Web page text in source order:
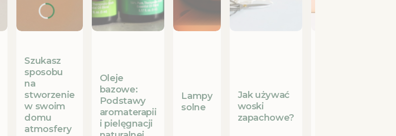
Szukasz
sposobu
na
stworzenie
w swoim
domu
atmosfery
Oleje
bazowe:
Podstawy
aromaterapii
i pielęgnacji
Lampy
solne
Jak używać
woski
zapachowe?